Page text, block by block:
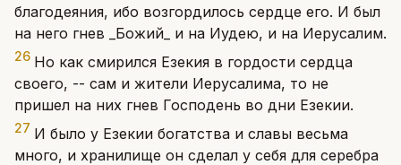
благодеяния, ибо возгордилось сердце его. И был
на него гнев _Божий_ и на Иудею, и на Иерусалим.
26 Но как смирился Езекия в гордости сердца
своего, -- сам и жители Иерусалима, то не
пришел на них гнев Господень во дни Езекии.
27 И было у Езекии богатства и славы весьма
много, и хранилище он сделал у себя для серебра